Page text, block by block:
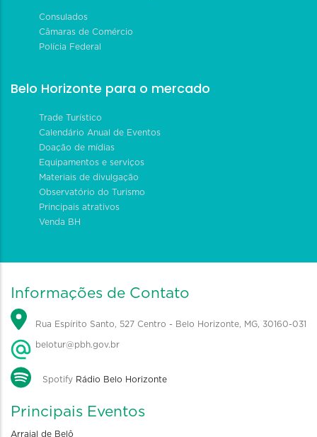
Consulados
Câmaras de Comércio
Polícia Federal
Belo Horizonte para o mercado
Trade Turístico
Calendário Anual de Eventos
Doação de mídias
Equipamentos e serviços
Materiais de divulgação
Observatório do Turismo
Principais atrativos
Venda BH
Informações de Contato
Rua Espírito Santo, 527 Centro - Belo Horizonte, MG, 30160-031
belotur@pbh.gov.br
Spotify Rádio Belo Horizonte
Principais Eventos
Arraial de Belô